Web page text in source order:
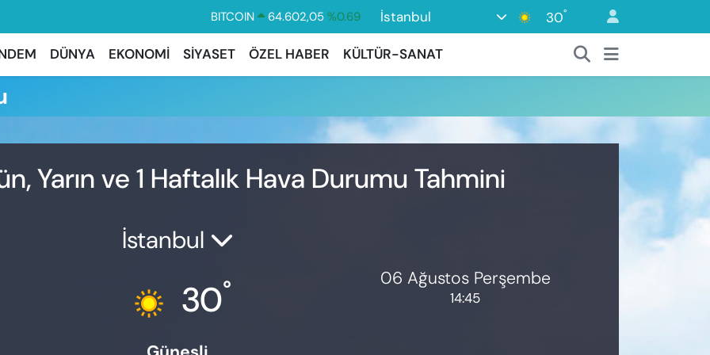
BITCOIN 64.602,05 %0.69
DOLAR
47,5986 %0.06
EURO
55,0700 %0.1
%0.32
İstanbul 30°
DÜNYA EKONOMİ SİYASET ÖZEL HABER KÜLTÜR-SANAT
Yarın ve 1 Haftalık Hava Durumu Tahmini
İstanbul
30° 06 Ağustos Perşembe
14:45